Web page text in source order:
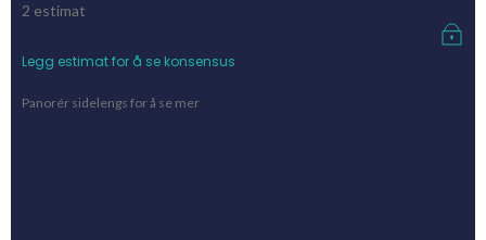
2 estimat
Legg estimat for å se konsensus
Panorér sidelengs for å se mer